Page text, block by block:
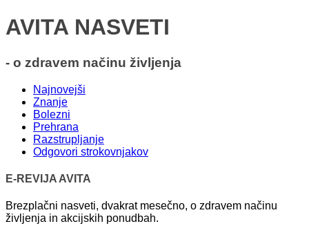
AVITA NASVETI
- o zdravem načinu življenja
Najnovejši
Znanje
Bolezni
Prehrana
Razstrupljanje
Odgovori strokovnjakov
E-REVIJA AVITA
Brezplačni nasveti, dvakrat mesečno, o zdravem načinu
življenja in akcijskih ponudbah.